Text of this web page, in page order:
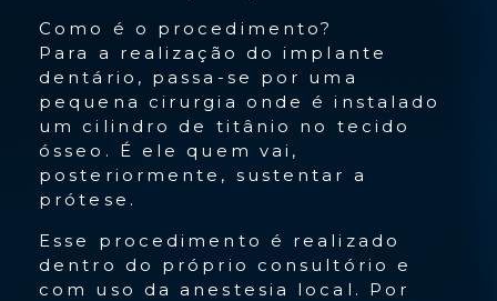
Como é o procedimento?
Para a realização do implante
dentário, passa-se por uma
pequena cirurgia onde é instalado
um cilindro de titânio no tecido
ósseo. É ele quem vai,
posteriormente, sustentar a
prótese.
Esse procedimento é realizado
dentro do próprio consultório e
com uso da anestesia local. Por